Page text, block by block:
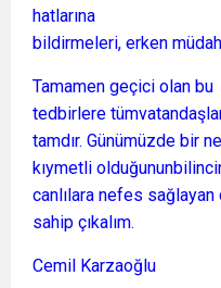
hatlarına
bildirmeleri, erken
Tamamen geçici olan bu
tedbirlere
tamdır. Günümüzde bir
kıymetli
canlılara nefes
sahip çıkalım.
Cemil Karzaoğlu